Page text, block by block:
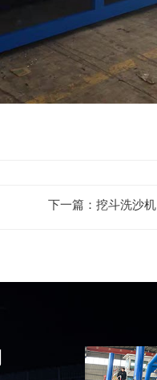
下一篇：挖斗洗沙机